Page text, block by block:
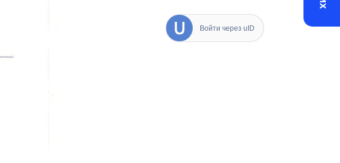
Войти через uID